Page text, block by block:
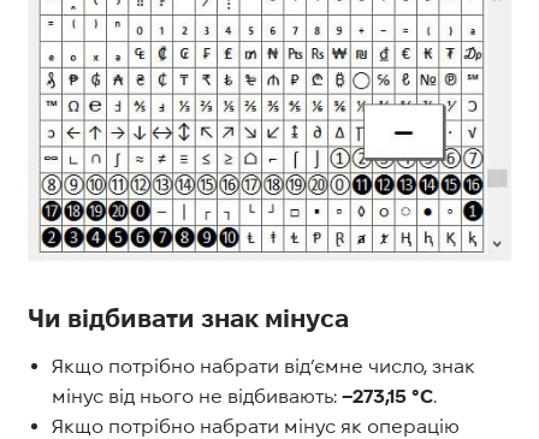
Чи відбивати знак мінуса
Якщо потрібно набрати від’ємне число, знак
мінус від нього не відбивають: −273,15 °C.
Якщо потрібно набрати мінус як операцію